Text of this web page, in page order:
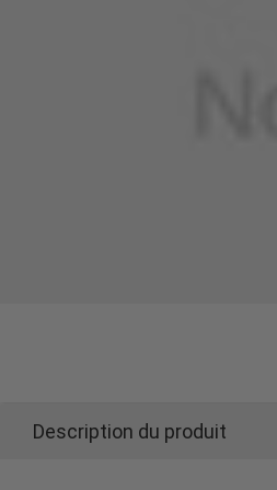
Description du produit